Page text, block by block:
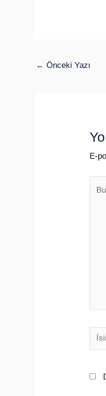
← Önceki Yazı
E-
İsim*